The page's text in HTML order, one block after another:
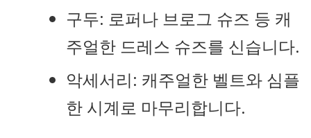
구두: 로퍼나 브로그 슈즈 등 캐
주얼한 드레스 슈즈를 신습니다.
악세서리: 캐주얼한 벨트와 심플
한 시계로 마무리합니다.